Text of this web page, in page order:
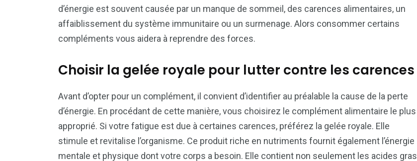
d’énergie est souvent causée par un manque de sommeil, des carences alimentaires, un
affaiblissement du système immunitaire ou un surmenage. Alors consommer certains
compléments vous aidera à reprendre des forces.
Choisir la gelée royale pour lutter contre les carences
Avant d’opter pour un complément, il convient d’identifier au préalable la cause de la perte
d’énergie. En procédant de cette manière, vous choisirez le complément alimentaire le plus
approprié. Si votre fatigue est due à certaines carences, préférez la gelée royale. Elle
stimule et revitalise l’organisme. Ce produit riche en nutriments fournit également l’énergie
mentale et physique dont votre corps a besoin. Elle contient non seulement les acides gras